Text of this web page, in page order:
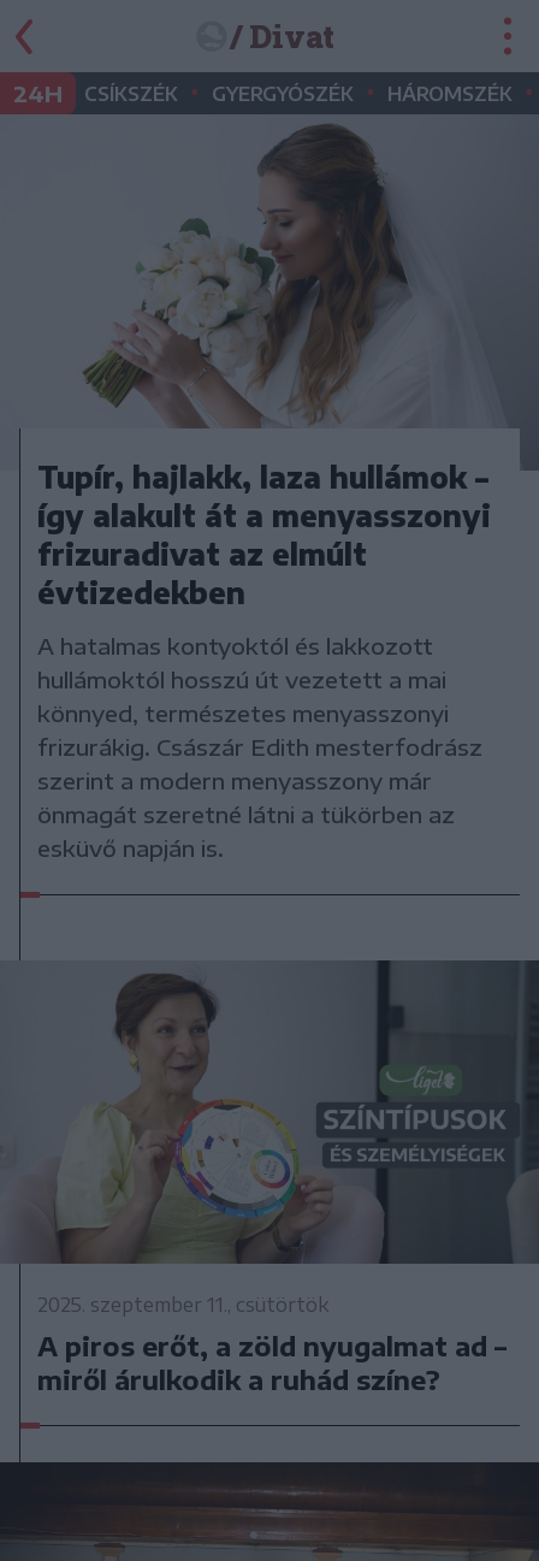
/ Divat
24H CSÍKSZÉK • GYERGYÓSZÉK • HÁROMSZÉK •
Tupír, hajlakk, laza hullámok –
így alakult át a menyasszonyi
frizuradivat az elmúlt
évtizedekben
A hatalmas kontyoktól és lakkozott
hullámoktól hosszú út vezetett a mai
könnyed, természetes menyasszonyi
frizurákig. Császár Edith mesterfodrász
szerint a modern menyasszony már
önmagát szeretné látni a tükörben az
esküvő napján is.
2025. szeptember 11., csütörtök
A piros erőt, a zöld nyugalmat ad –
miről árulkodik a ruhád színe?